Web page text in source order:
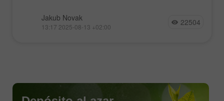
Jakub Novak
13:17 2025-08-13 +02:00 22504